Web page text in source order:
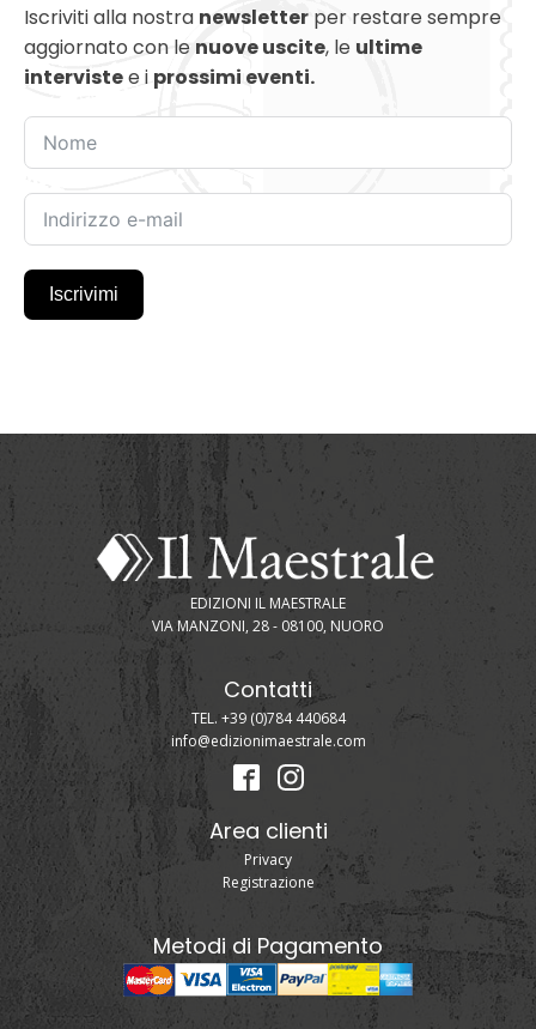
Iscriviti alla nostra newsletter per restare sempre
aggiornato con le nuove uscite, le ultime
intervistee i prossimi eventi.
Iscrivimi
EDIZIONI IL MAESTRALE
VIA MANZONI, 28 - 08100, NUORO
Contatti
TEL. +39 (0)784 440684
info@edizionimaestrale.com
Area clienti
Privacy
Registrazione
Metodi di Pagamento